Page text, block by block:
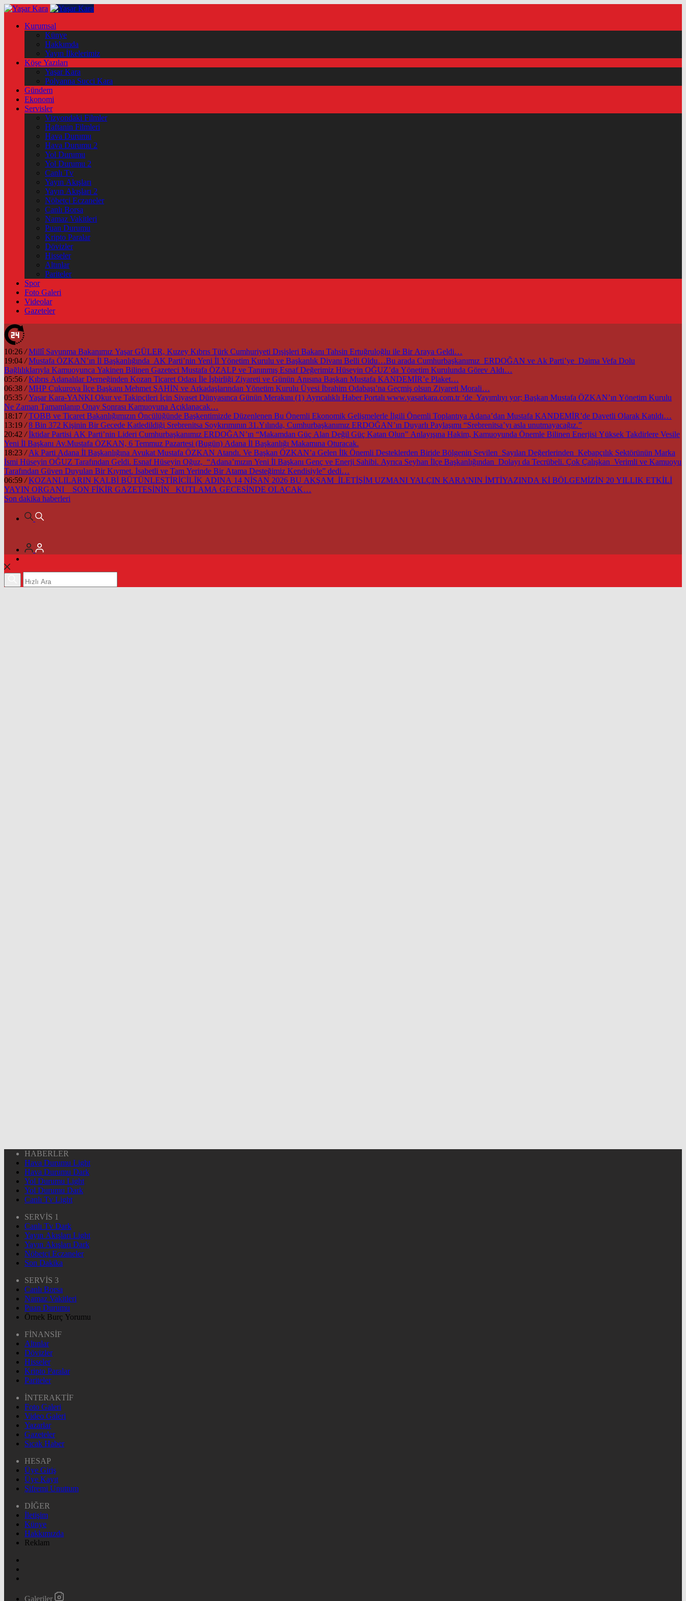
Kurumsal
Künye
Hakkımda
Yayın İlkelerimiz
Köşe Yazıları
Yaşar Kara
Polyanna Succi Kara
Gündem
Ekonomi
Servisler
Vizyondaki Filmler
Haftanin Filmleri
Hava Durumu
Hava Durumu 2
Yol Durumu
Yol Durumu 2
Canlı Tv
Yayın Akışları
Yayın Akışları 2
Nöbetçi Eczaneler
Canlı Borsa
Namaz Vakitleri
Puan Durumu
Kripto Paralar
Dövizler
Hisseler
Altınlar
Pariteler
Spor
Foto Galeri
Videolar
Gazeteler
10:26 / Millî Savunma Bakanımız Yaşar GÜLER, Kuzey Kıbrıs Türk Cumhuriyeti Dışişleri Bakanı Tahsin Ertuğruloğlu ile Bir Araya Geldi…
19:04 / Mustafa ÖZKAN’ın İl Başkanlığında AK Parti’nin Yeni İl Yönetim Kurulu ve Başkanlık Divanı Belli Oldu…Bu arada Cumhurbaşkanımız ERDOĞAN ve Ak Parti’ye Daima Vefa Dolu
Bağlılıklarıyla Kamuoyunca Yakinen Bilinen Gazeteci Mustafa ÖZALP ve Tanınmış Esnaf Değerimiz Hüseyin OĞUZ’da Yönetim Kurulunda Görev Aldı…
05:56 / Kıbrıs Adanalılar Derneğinden Kozan Ticaret Odası İle İşbirliği Ziyareti ve Günün Anısına Başkan Mustafa KANDEMİR’e Plaket…
06:38 / MHP Çukurova İlçe Başkanı Mehmet ŞAHİN ve Arkadaşlarından Yönetim Kurulu Üyesi İbrahim Odabaşı’na Geçmiş olsun Ziyareti Morali…
05:35 / Yaşar Kara-YANKI Okur ve Takipçileri İçin Siyaset Dünyasınca Günün Merakını (1) Ayrıcalıklı Haber Portalı www.yasarkara.com.tr ‘de Yayımlıyı yor; Başkan Mustafa ÖZKAN’ın Yönetim Kurulu
Ne Zaman Tamamlanıp Onay Sonrası Kamuoyuna Açıklanacak…
18:17 /
TOBB ve Ticaret Bakanlığımızın Öncülüğünde Başkentimizde Düzenlenen Bu Önemli Ekonomik Gelişmelerle İlgili Önemli Toplantıya Adana’dan Mustafa KANDEMİR’de Davetli Olarak Katıldı…
13:19 / 8 Bin 372 Kişinin Bir Gecede Katledildiği Srebrenitsa Soykırımının 31.Yılında, Cumhurbaşkanımız ERDOĞAN’ın Duyarlı Paylaşımı “Srebrenitsa’yı asla unutmayacağız.”
20:42 / İktidar Partisi AK Parti’nin Lideri Cumhurbaşkanımız ERDOĞAN’ın “Makamdan Güç Alan Değil Güç Katan Olun” Anlayışına Hakim, Kamuoyunda Önemle Bilinen Enerjisi Yüksek Takdirlere Vesile
Yeni İl Başkanı Av.Mustafa ÖZKAN, 6 Temmuz Pazartesi (Bugün) Adana İl Başkanlığı Makamına Oturacak.
18:23 / Ak Parti Adana İl Başkanlığına Avukat Mustafa ÖZKAN Atandı. Ve Başkan ÖZKAN’a Gelen İlk Önemli Desteklerden Biride Bölgenin Sevilen Sayılan Değerlerinden Kebapçılık Sektörünün Marka
İsmi Hüseyin OĞUZ Tarafından Geldi. Esnaf Hüseyin Oğuz, “Adana’mızın Yeni İl Başkanı Genç ve Enerji Sahibi. Ayrıca Seyhan İlçe Başkanlığından Dolayı da Tecrübeli. Çok Çalışkan Verimli ve Kamuoyu
Tarafından Güven Duyulan Bir Kıymet. İsabetli ve Tam Yerinde Bir Atama Desteğimiz Kendisiyle” dedi…
06:59 / KOZANLILARIN KALBİ BÜTÜNLEŞTİRİCİLİK ADINA 14 NİSAN 2026 BU AKŞAM İLETİŞİM UZMANI YALÇIN KARA’NIN İMTİYAZINDA Kİ BÖLGEMİZİN 20 YILLIK ETKİLİ
YAYIN ORGANI SON FİKİR GAZETESİNİN KUTLAMA GECESİNDE OLACAK…
Son dakika haberleri
HABERLER
Hava Durumu Light
Hava Durumu Dark
Yol Durumu Light
Yol Durumu Dark
Canlı Tv Light
SERVİS 1
Canlı Tv Dark
Yayın Akışları Light
Yayın Akışları Dark
Nöbetçi Eczaneler
Son Dakika
SERVİS 3
Canlı Borsa
Namaz Vakitleri
Puan Durumu
Örnek Burç Yorumu
FİNANSİF
Altınlar
Dövizler
Hisseler
Kripto Paralar
Pariteler
İNTERAKTİF
Foto Galeri
Video Galeri
Yazarlar
Gazeteler
Sıcak Haber
HESAP
Üye Giriş
Üye Kayıt
Şifremi Unuttum
DİĞER
İletişim
Künye
Hakkımızda
Reklam
Galeriler